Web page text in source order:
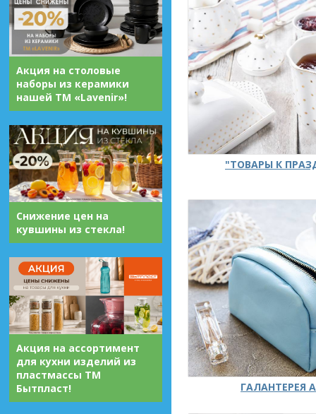
Акция на столовые
наборы из керамики
нашей ТМ «Lavenir»!
Снижение цен на
кувшины из стекла!
Акция на ассортимент
для кухни изделий из
пластмассы ТМ
Бытпласт!
"ТОВАРЫ К
ГАЛАНТЕРЕЯ